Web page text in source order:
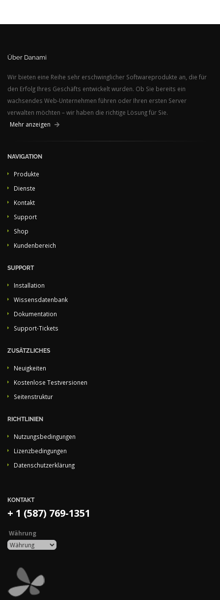
Über Danami
Wir bieten eine Reihe sehr erschwinglicher Softwareprodukte an, die für
den Erfolg Ihres Geschäfts entwickelt wurden. Ob Sie bereits ein
wachsendes Web-Unternehmen führen oder Ihren ersten Server
verwalten möchten – wir haben die richtige Lösung für Sie.
Mehr anzeigen
NAVIGATION
Produkte
Dienste
Kontakt
Support
Shop
Kundenbereich
SUPPORT
Installation
Wissensdatenbank
Dokumentation
Support-Tickets
ZUSÄTZLICHES
Neuigkeiten
Kostenlose Testversionen
Seitenstruktur
RICHTLINIEN
Nutzungsbedingungen
Lizenzbedingungen
Datenschutzerklärung
KONTAKT
+ 1 (587) 769-1351
Währung